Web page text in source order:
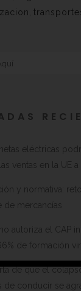
eléctricas
ventas en la UE
y normativa:
de mercancías
autoriza el CAP
de formación
de que el
de conducir se